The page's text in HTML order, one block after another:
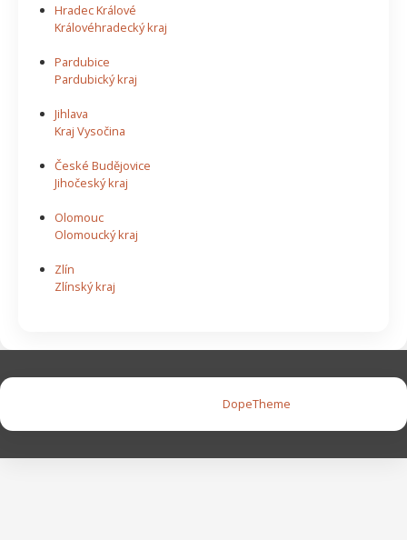
Hradec Králové
Královéhradecký kraj
Pardubice
Pardubický kraj
Jihlava
Kraj Vysočina
České Budějovice
Jihočeský kraj
Olomouc
Olomoucký kraj
Zlín
Zlínský kraj
DopeTheme